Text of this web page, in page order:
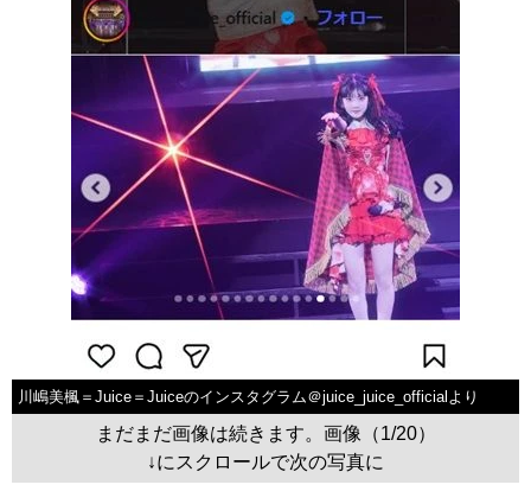
川嶋美楓＝Juice＝Juiceのインスタグラム＠juice_juice_officialより
まだまだ画像は続きます。画像（1/20）
↓にスクロールで次の写真に